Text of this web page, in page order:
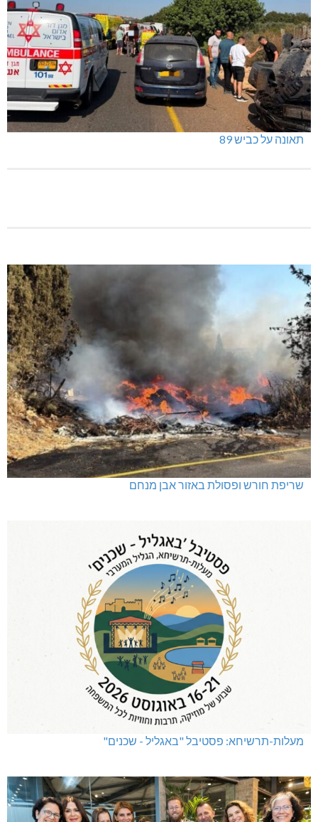
תאונה על כביש 89
שריפת חורש ופסולת באזור אבן מנחם
מעלות-תרשיחא: פסטיבל "באגליל - שכנים"